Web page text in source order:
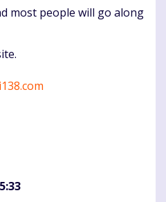
most people will go along